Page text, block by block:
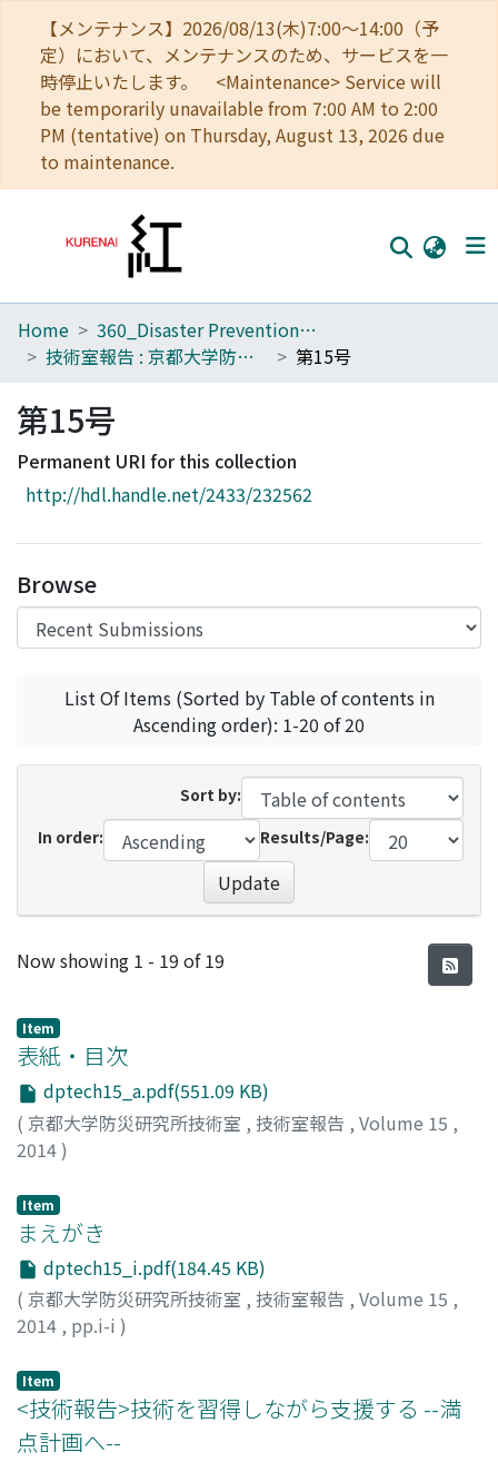
【メンテナンス】2026/08/13(木)7:00～14:00（予
定）において、メンテナンスのため、サービスを一
時停止いたします。 <Maintenance> Service will
be temporarily unavailable from 7:00 AM to 2:00
PM (tentative) on Thursday, August 13, 2026 due
to maintenance.
Home
Browse
Download Ranking
Access Statistics
Home
360_Disaster Prevention Research Institute
技術室報告 : 京都大学防災研究所
第15号
第15号
Permanent URI for this collection
http://hdl.handle.net/2433/232562
Browse
List Of Items (Sorted by Table of contents in
Ascending order): 1-20 of 20
Sort by:
In order:
Results/Page:
Update
Recent Submissions
Now showing 1 - 19 of 19
Item
表紙・目次
dptech15_a.pdf(551.09 KB)
( 京都大学防災研究所技術室 , 技術室報告 , Volume 15 ,
2014)
Item
まえがき
dptech15_i.pdf(184.45 KB)
( 京都大学防災研究所技術室 , 技術室報告 , Volume 15 ,
2014 , pp.i-i )
Item
<技術報告>技術を習得しながら支援する --満
点計画へ--